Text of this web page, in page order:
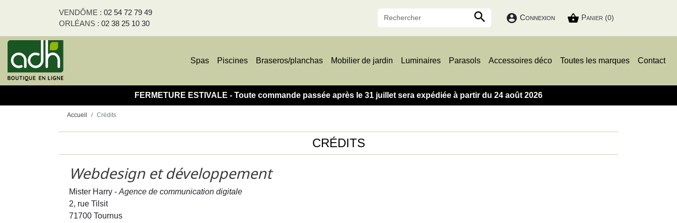
VENDÔME : 02 54 72 79 49
ORLÉANS : 02 38 25 10 30  account_circle Connexion shopping_basket Panier (0)
Spas Piscines Braseros/planchas Mobilier de jardin Luminaires Parasols Accessoires déco Toutes les marques Contact
FERMETURE ESTIVALE - Toute commande passée après le 31 juillet sera expédiée à partir du 24 août 2026
Accueil Crédits
CRÉDITS
Webdesign et développement
Mister Harry - Agence de communication digitale
2, rue Tilsit
71700 Tournus